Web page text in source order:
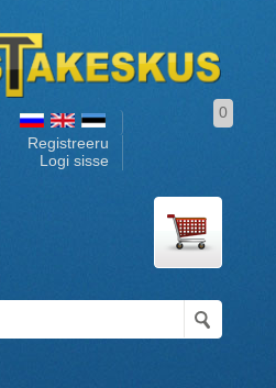
Registreeru
Logi sisse
0